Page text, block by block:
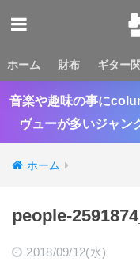
ホーム 財布 ギター
音楽や趣味の事に
ヴューが多いジャン
ホーム
people-
2018/09/12(水)